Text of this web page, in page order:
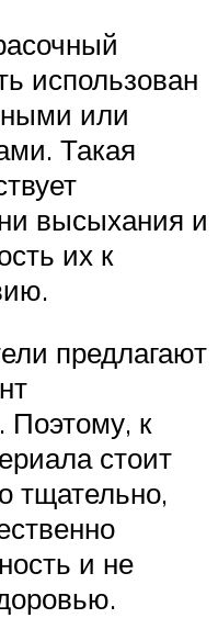
использован
или
Такая
высыхания и
их к
предлагают
Поэтому, к
стоит
тщательно,
и не